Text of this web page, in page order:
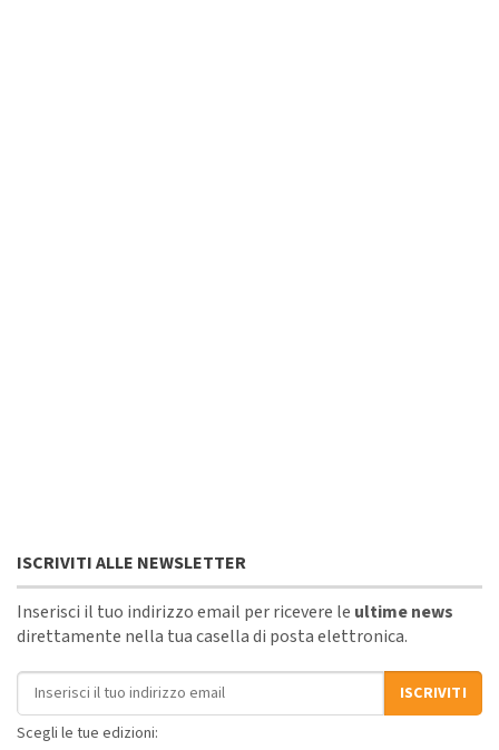
ISCRIVITI ALLE NEWSLETTER
Inserisci il tuo indirizzo email per ricevere le ultime news
direttamente nella tua casella di posta elettronica.
Indirizzo email
ISCRIVITI
Scegli le tue edizioni: